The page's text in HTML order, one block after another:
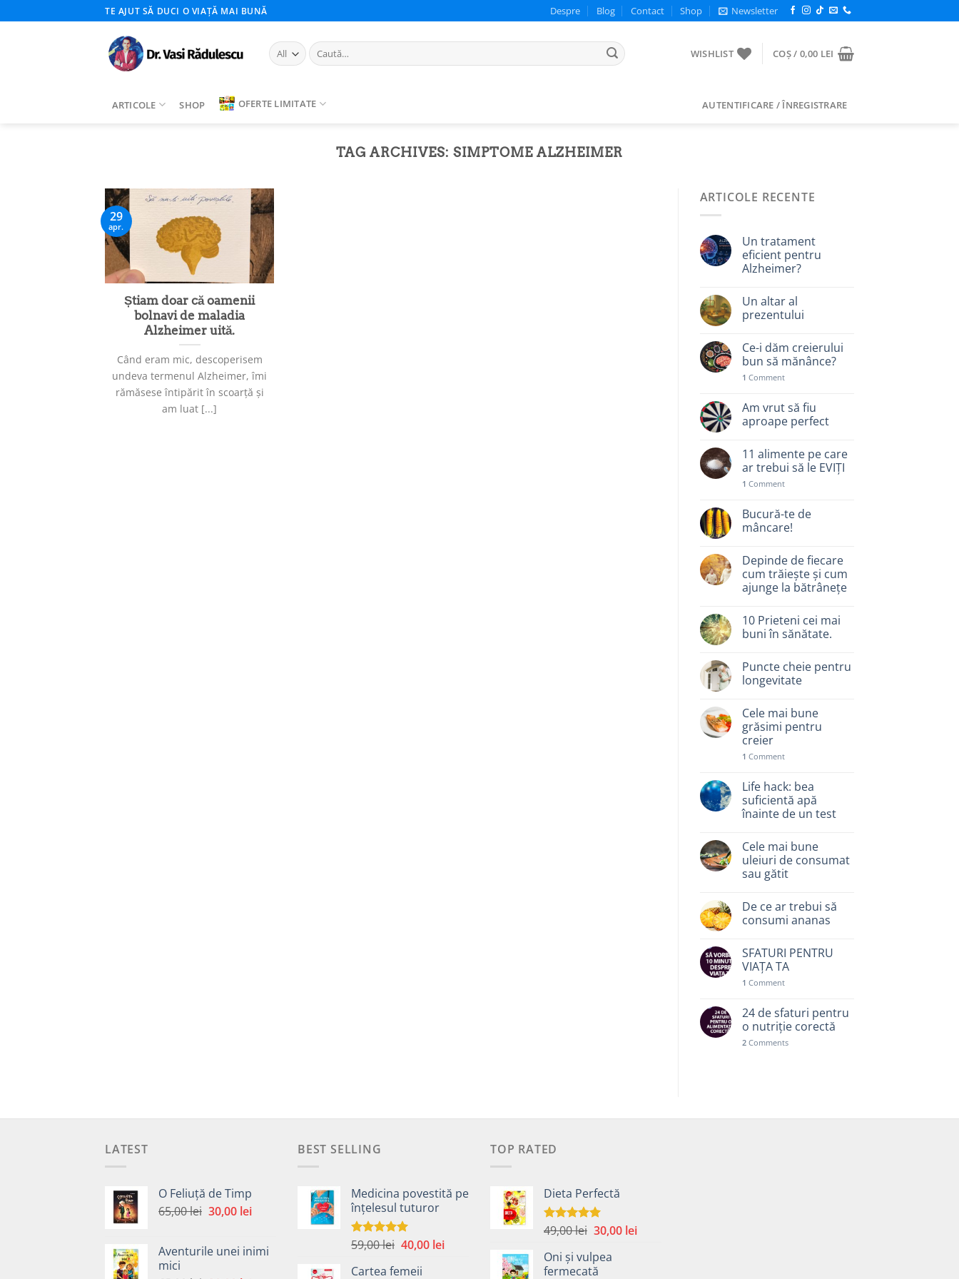
to
TE AJUT SĂ DUCI O VIAȚĂ MAI BUNĂ Despre Blog Contact Shop Newsletter
Caută
după:
WISHLIST COȘ / 0,00 LEI
ARTICOLE SHOP OFERTE LIMITATE AUTENTIFICARE / ÎNREGISTRARE
TAG ARCHIVES: SIMPTOME ALZHEIMER
Știam doar că oamenii
bolnavi de maladia
Alzheimer uită.
Când eram mic, descoperisem
undeva termenul Alzheimer, îmi
rămăsese întipărit în scoarță și
am luat [...]
29
apr.
ARTICOLE RECENTE
Un tratament
eficient pentru
Alzheimer?
Un altar al
prezentului
Ce-i dăm creierului
bun să mănânce?
1 Comment
Am vrut să fiu
aproape perfect
11 alimente pe care
ar trebui să le EVIȚI
1 Comment
Bucură-te de
mâncare!
Depinde de fiecare
cum trăiește și cum
ajunge la bătrânețe
10 Prieteni cei mai
buni în sănătate.
Puncte cheie pentru
longevitate
Cele mai bune
grăsimi pentru
creier
1 Comment
Life hack: bea
suficientă apă
înainte de un test
Cele mai bune
uleiuri de consumat
sau gătit
De ce ar trebui să
consumi ananas
SFATURI PENTRU
VIAȚA TA
1 Comment
24 de sfaturi pentru
o nutriție corectă
2Comments
LATEST
O Feliuță de Timp
65,00lei Prețul
fost:
30,00 leiPrețul
30,00 lei.
Aventurile unei inimi
mici
BEST SELLING
Medicina povestită pe
înțelesul tuturor
Evaluat la
59,00lei Prețul
a
40,00 leiPrețul
Cartea femeii
TOP RATED
Dieta Perfectă
Evaluat la
49,00lei Prețul
a
fost:
30,00 leiPrețul
Oni și vulpea
fermecată